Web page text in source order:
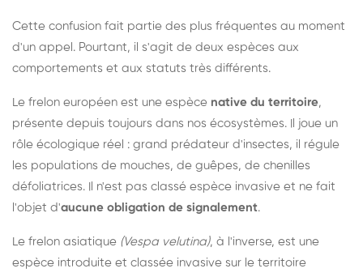
Cette confusion fait partie des plus fréquentes au moment
d'un appel. Pourtant, il s'agit de deux espèces aux
comportements et aux statuts très différents.
Le frelon européen est une espèce native du territoire,
présente depuis toujours dans nos écosystèmes. Il joue un
rôle écologique réel : grand prédateur d'insectes, il régule
les populations de mouches, de guêpes, de chenilles
défoliatrices. Il n'est pas classé espèce invasive et ne fait
l'objet d'aucune obligation de signalement.
Le frelon asiatique (Vespa velutina), à l'inverse, est une
espèce introduite et classée invasive sur le territoire